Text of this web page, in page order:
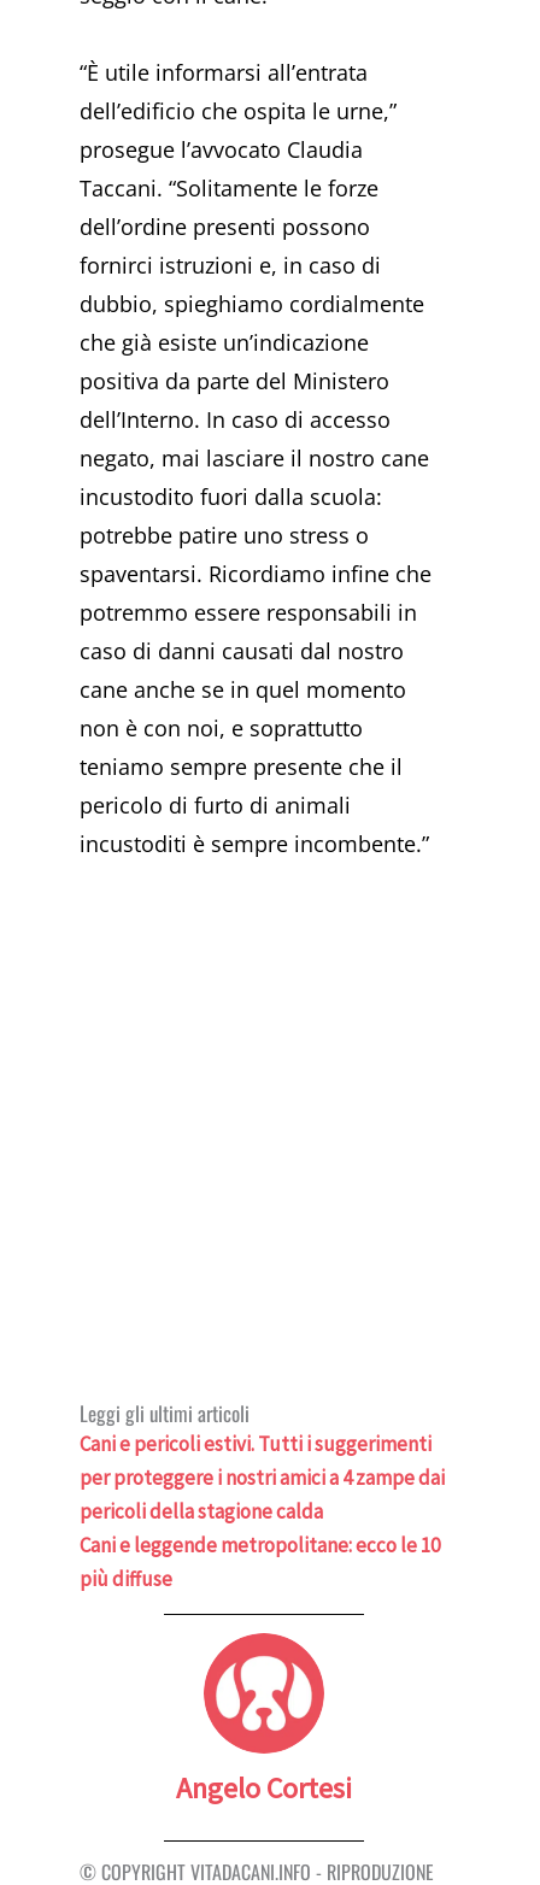
“È utile informarsi all’entrata
dell’edificio che ospita le urne,”
prosegue l’avvocato Claudia
Taccani. “Solitamente le forze
dell’ordine presenti possono
fornirci istruzioni e, in caso di
dubbio, spieghiamo cordialmente
che già esiste un’indicazione
positiva da parte del Ministero
dell’Interno. In caso di accesso
negato, mai lasciare il nostro cane
incustodito fuori dalla scuola:
potrebbe patire uno stress o
spaventarsi. Ricordiamo infine che
potremmo essere responsabili in
caso di danni causati dal nostro
cane anche se in quel momento
non è con noi, e soprattutto
teniamo sempre presente che il
pericolo di furto di animali
incustoditi è sempre incombente.”
Leggi gli ultimi articoli
Cani e pericoli estivi. Tutti i suggerimenti
per proteggere i nostri amici a 4 zampe dai
pericoli della stagione calda
Cani e leggende metropolitane: ecco le 10
più diffuse
Angelo Cortesi
© COPYRIGHT VITADACANI.INFO - RIPRODUZIONE